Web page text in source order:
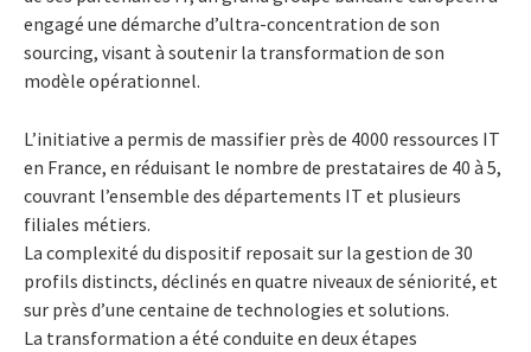
engagé une démarche d’ultra-concentration de son
sourcing, visant à soutenir la transformation de son
modèle opérationnel.
L’initiative a permis de massifier près de 4000 ressources IT
en France, en réduisant le nombre de prestataires de 40 à 5,
couvrant l’ensemble des départements IT et plusieurs
filiales métiers.
La complexité du dispositif reposait sur la gestion de 30
profils distincts, déclinés en quatre niveaux de séniorité, et
sur près d’une centaine de technologies et solutions.
La transformation a été conduite en deux étapes